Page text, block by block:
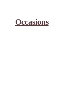
Occasions